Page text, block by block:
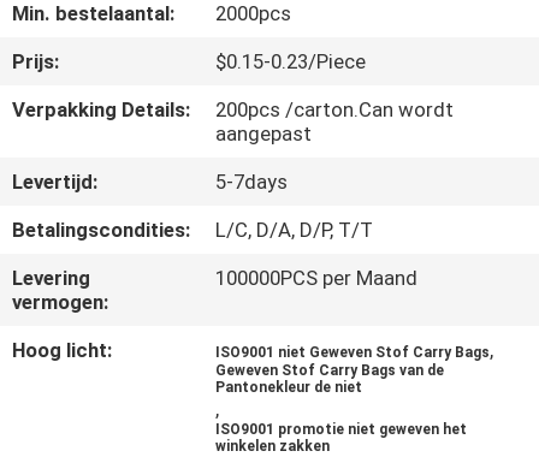
CONTACTEER
NIEUWS
VERZOEK
OM
Min. bestelaantal:
2000pcs
Prijs:
$0.15-0.23/Piece
Verpakking Details:
200pcs /carton.Can wordt
aangepast
Levertijd:
5-7days
Betalingscondities:
L/C, D/A, D/P, T/T
Levering
vermogen:
100000PCS per Maand
Hoog licht: ISO9001 niet Geweven Stof Carry Bags,
Geweven Stof Carry Bags van de
Pantonekleur de niet
,
ISO9001 promotie niet geweven het
winkelen zakken